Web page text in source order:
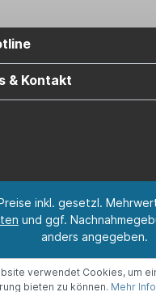
& Kontakt
inkl. gesetzl.
und ggf.
anders angegeben.
verwendet Cookies, um
bieten zu können. Mehr